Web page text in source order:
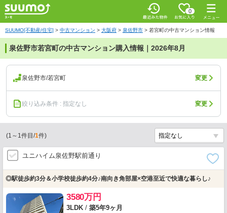
0
SUUMO[不動産/住宅] > 中古マンション > 大阪府 > 泉佐野市 > 若宮町の中古マンション情報
泉佐野市若宮町の中古マンション購入情報｜2026年8月
泉佐野市/若宮町 変更
絞り込み条件 : 指定なし 変更
(1 ～ 1件目/1件)
ユニハイム泉佐野駅前通り
◎駅徒歩約3分＆小学校徒歩約4分♪南向き角部屋×空港至近で快適な暮らし♪
3580万円
3LDK / 築5年9ヶ月